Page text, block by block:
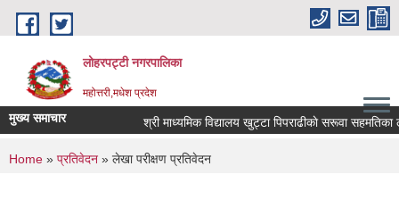
Skip to main content
लोहरपट्टी नगरपालिका
महोत्तरी,मधेश प्रदेश
मुख्य समाचार श्री माध्यमिक विद्यालय
You are here
Home » प्रतिवेदन » लेखा परीक्षण प्रतिवेदन